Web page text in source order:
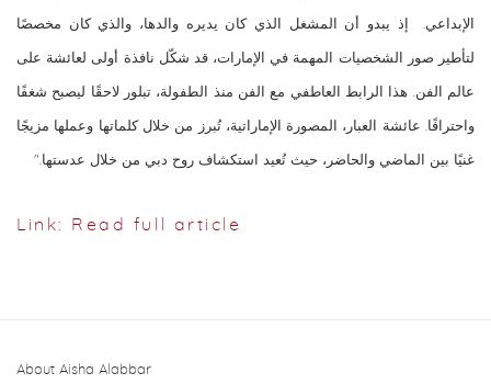
الإبداعي. إذ يبدو أن المشغل الذي كان يديره والدها، والذي كان مخصصًا
لتأطير صور الشخصيات المهمة في الإمارات، قد شكّل نافذة أولى لعائشة على
عالم الفن. هذا الرابط العاطفي مع الفن منذ الطفولة، تبلور لاحقًا ليصبح شغفًا
واحترافًا. عائشة العبار، المصورة الإماراتية، تُبرز من خلال كلماتها وعملها مزيجًا
غنيًا بين الماضي والحاضر، حيث تُعيد استكشاف روح دبي من خلال عدستها."
Link: Read full article
About Aisha Alabbar